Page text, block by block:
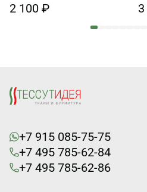
2 100 ₽
+7 915 085-75-75
+7 495 785-62-84
+7 495 785-62-86